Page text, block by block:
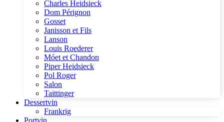
Charles Heidsieck
Dom Pérignon
Gosset
Janisson et Fils
Lanson
Louis Roederer
Móet et Chandon
Piper Heidsieck
Pol Roger
Salon
Taittinger
Dessertvin
Frankrig